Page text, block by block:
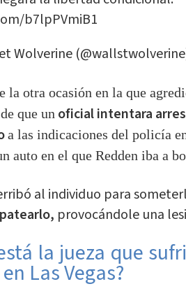
b7lpPVmiB1
Wolverine
la otra ocasión en la que
que unoficial intentara
a las indicaciones del policía
auto en el que Redden iba a
al individuo para
provocándole una
la jueza que
Las Vegas?